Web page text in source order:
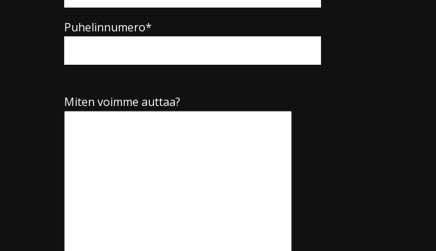
Puhelinnumero*
Miten voimme auttaa?